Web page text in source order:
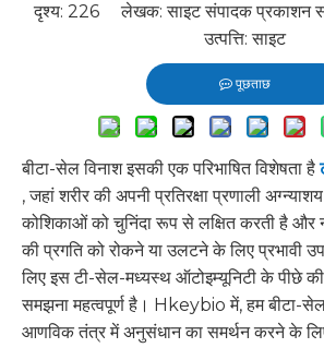
दृश्य: 226 लेखक: साइट संपादक प्रकाशन
उत्पत्ति:साइट
पूछताछ
बीटा-सेल विनाश इसकी एक परिभाषित विशेषता है
, जहां शरीर की अपनी प्रतिरक्षा प्रणाली
कोशिकाओं को चुनिंदा रूप से लक्षित करती है और
की प्रगति को रोकने या उलटने के लिए प्रभावी
लिए इस टी-सेल-मध्यस्थ ऑटोइम्यूनिटी के पीछे
समझना महत्वपूर्ण है। Hkeybio में, हम बीटा-
आणविक तंत्र में अनुसंधान का समर्थन करने के